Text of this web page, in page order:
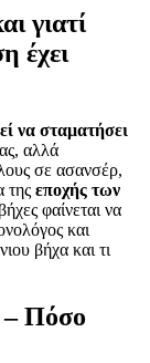
γιατί
έχει
να σταματήσει
αλλά
σε ασανσέρ,
της εποχής των
φαίνεται να
και
βήχα και τι
– Πόσο